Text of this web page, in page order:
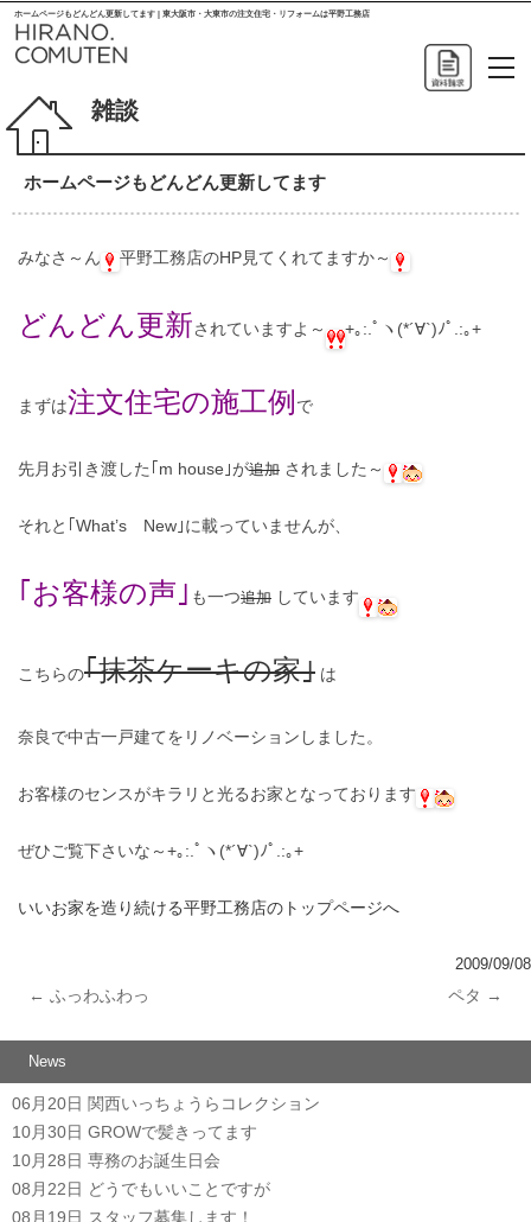
ホームページもどんどん更新してます | 東大阪市・大東市の注文住宅・リフォームは平野工務店
雑談
ホームページもどんどん更新してます
みなさ～ん 平野工務店のHP見てくれてますか～
どんどん更新されていますよ～ +｡:.ﾟヽ(*´∀`)ﾉﾟ.:｡+
まずは注文住宅の施工例で
先月お引き渡した｢m house｣が追加 されました～
それと｢What’s New｣に載っていませんが、
｢お客様の声｣ も一つ追加 しています
こちらの｢抹茶ケーキの家｣ は
奈良で中古一戸建てをリノベーションしました。
お客様のセンスがキラリと光るお家となっております
ぜひご覧下さいな～+｡:.ﾟヽ(*´∀`)ﾉﾟ.:｡+
いいお家を造り続ける平野工務店のトップページへ
2009/09/08
← ふっわふわっ ペタ →
News
06月20日 関西いっちょうらコレクション
10月30日 GROWで髪きってます
10月28日 専務のお誕生日会
08月22日 どうでもいいことですが
08月19日 スタッフ募集します！